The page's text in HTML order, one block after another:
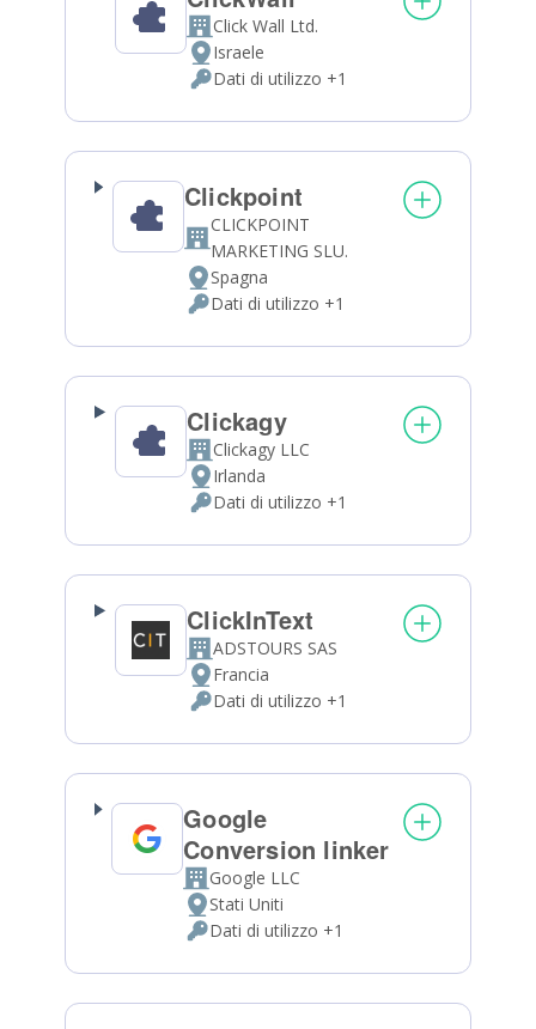
Azienda:
Click Wall Ltd.
Luogo
del
trattamento:
Israele
Dati
Personali
Dati di utilizzo +1
Clickpoint
Azienda:
CLICKPOINT
MARKETING SLU.
Luogo
del
trattamento:
Spagna
Dati
Personali
Dati di utilizzo +1
Clickagy
Azienda:
Clickagy LLC
Luogo
del
trattamento:
Irlanda
Dati
Personali
Dati di utilizzo +1
ClickInText
Azienda:
ADSTOURS SAS
Luogo
del
trattamento:
Francia
Dati
Personali
Dati di utilizzo +1
Google
Conversion linker
Azienda:
Google LLC
Luogo
del
trattamento:
Stati Uniti
Dati
Personali
Dati di utilizzo +1